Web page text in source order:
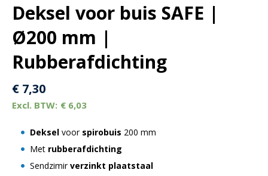
Deksel voor buis SAFE |
Ø200 mm |
Rubberafdichting
€ 7,30
€ 6,03
Deksel voor spirobuis 200 mm
Met rubberafdichting
Sendzimirverzinkt plaatstaal